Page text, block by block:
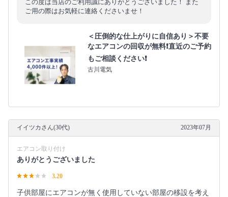
この度は当店のご利用誠にありがとうございました！ また
ご用の際はお気軽に連絡くださいませ！
＜圧倒的な仕上がりに自信あり＞不要
なエアコンの回収が無料❗直近のご予約
もご相談ください❗
古川電気
イイツカさん(30代) 2023年07月
エアコン取り付け
ありがとうございました
3.20
子供部屋にエアコンが無く使用していない部屋の移設を考え